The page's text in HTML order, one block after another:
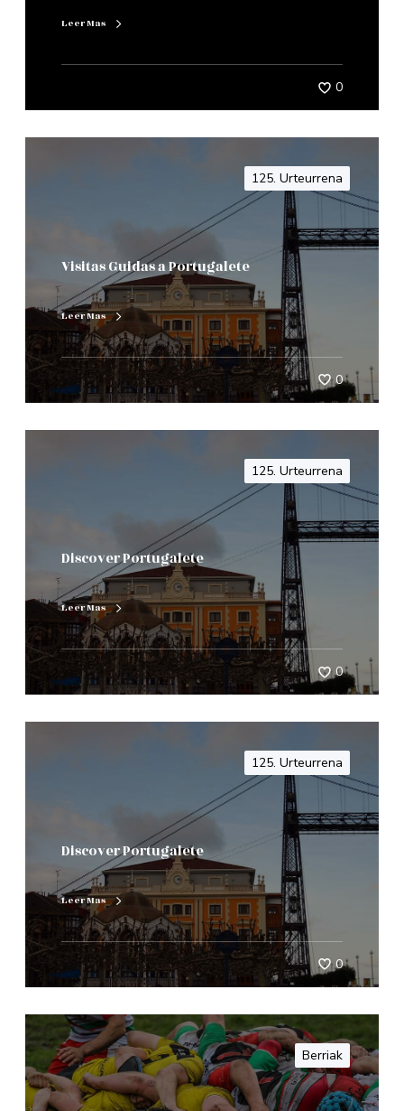
Leer Mas
0
125. Urteurrena
Visitas Guidas a Portugalete
Leer Mas
0
125. Urteurrena
Discover Portugalete
Leer Mas
0
125. Urteurrena
Discover Portugalete
Leer Mas
0
Berriak